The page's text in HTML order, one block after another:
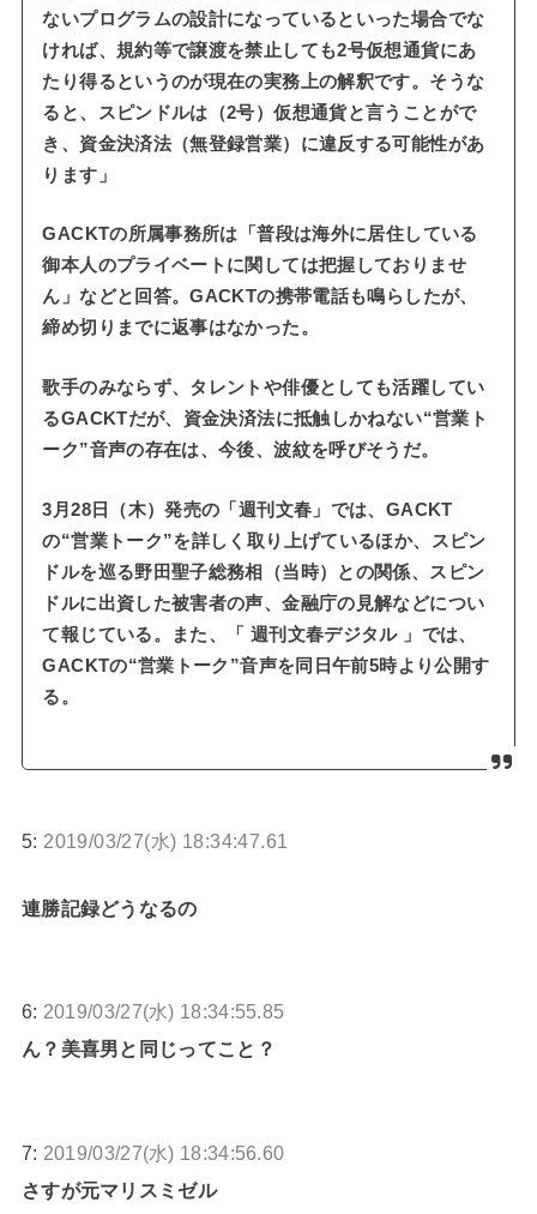
ないプログラムの設計になっているといった場合でな
ければ、規約等で譲渡を禁止しても2号仮想通貨にあ
たり得るというのが現在の実務上の解釈です。そうな
ると、スピンドルは（2号）仮想通貨と言うことがで
き、資金決済法（無登録営業）に違反する可能性があ
ります」
GACKTの所属事務所は「普段は海外に居住している
御本人のプライベートに関しては把握しておりませ
ん」などと回答。GACKTの携帯電話も鳴らしたが、
締め切りまでに返事はなかった。
歌手のみならず、タレントや俳優としても活躍してい
るGACKTだが、資金決済法に抵触しかねない“営業ト
ーク”音声の存在は、今後、波紋を呼びそうだ。
3月28日（木）発売の「週刊文春」では、GACKT
の“営業トーク”を詳しく取り上げているほか、スピン
ドルを巡る野田聖子総務相（当時）との関係、スピン
ドルに出資した被害者の声、金融庁の見解などについ
て報じている。また、「 週刊文春デジタル 」では、
GACKTの“営業トーク”音声を同日午前5時より公開す
る。
5: 2019/03/27(水) 18:34:47.61
連勝記録どうなるの
6: 2019/03/27(水) 18:34:55.85
ん？美喜男と同じってこと？
7: 2019/03/27(水) 18:34:56.60
さすが元マリスミゼル